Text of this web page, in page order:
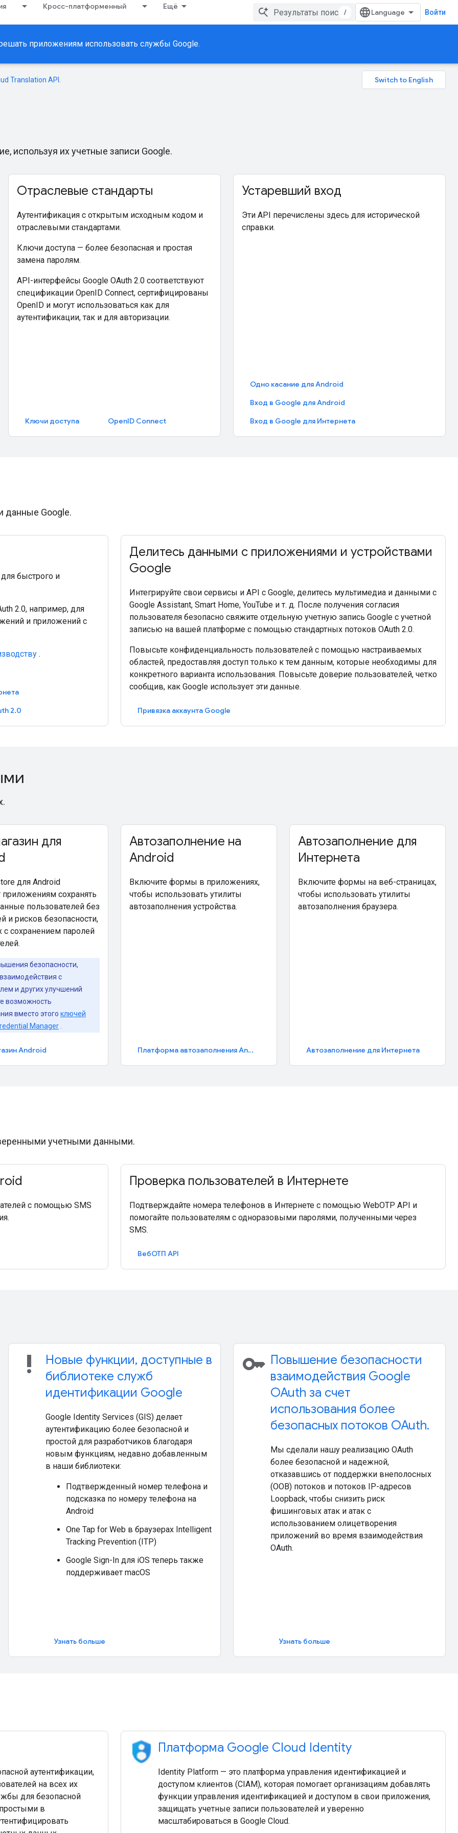
Кросс-платформенный Ещё
/ Войти
приложениям использовать службы Google.
Translation API
используя их учетные записи Google.
Отраслевые стандарты
Аутентификация с открытым исходным кодом и
отраслевыми стандартами.
Ключи доступа — более безопасная и простая
замена паролям.
API-интерфейсы Google OAuth 2.0 соответствуют
спецификации OpenID Connect, сертифицированы
OpenID и могут использоваться как для
аутентификации, так и для авторизации.
Ключи доступа OpenID Connect
Устаревший вход
Эти API перечислены здесь для исторической
справки.
Одно касание для Android
Вход в Google для Android
Вход в Google для Интернета
данные Google.
для быстрого и
2.0, например, для
и приложений с
.
2.0
Делитесь данными с приложениями и устройствами
Google
Интегрируйте свои сервисы и API с Google, делитесь мультимедиа и данными с
Google Assistant, Smart Home, YouTube и т. д. После получения согласия
пользователя безопасно свяжите отдельную учетную запись Google с учетной
записью на вашей платформе с помощью стандартных потоков OAuth 2.0.
Повысьте конфиденциальность пользователей с помощью настраиваемых
областей, предоставляя доступ только к тем данным, которые необходимы для
конкретного варианта использования. Повысьте доверие пользователей, четко
сообщив, как Google использует эти данные.
Привязка аккаунта Google
для
для Android
приложениям сохранять
пользователей без
и рисков безопасности,
с сохранением паролей
безопасности,
с
и других улучшений
возможность
вместо этого ключей
Manager
Android
Автозаполнение на
Android
Включите формы в приложениях,
чтобы использовать утилиты
автозаполнения устройства.
Платформа автозаполнения Android
Автозаполнение для
Интернета
Включите формы на веб-страницах,
чтобы использовать утилиты
автозаполнения браузера.
Автозаполнение для Интернета
учетными данными.
с помощью SMS
Проверка пользователей в Интернете
Подтверждайте номера телефонов в Интернете с помощью WebOTP API и
помогайте пользователям с одноразовыми паролями, полученными через
SMS.
ВебОТП API
priority_high
Новые функции, доступные в
библиотеке служб
идентификации Google
Google Identity Services (GIS) делает
аутентификацию более безопасной и
простой для разработчиков благодаря
новым функциям, недавно добавленным
в наши библиотеки:
Подтвержденный номер телефона и
подсказка по номеру телефона на
Android
One Tap for Web в браузерах Intelligent
Tracking Prevention (ITP)
Google Sign-In для iOS теперь также
поддерживает macOS
Узнать больше
key Повышение безопасности
взаимодействия Google
OAuth за счет
использования более
безопасных потоков OAuth.
Мы сделали нашу реализацию OAuth
более безопасной и надежной,
отказавшись от поддержки внеполосных
(OOB) потоков и потоков IP-адресов
Loopback, чтобы снизить риск
фишинговых атак и атак с
использованием олицетворения
приложений во время взаимодействия
OAuth.
Узнать больше
аутентификации,
на всех их
для безопасной
простыми в
Платформа Google Cloud Identity
Identity Platform — это платформа управления идентификацией и
доступом клиентов (CIAM), которая помогает организациям добавлять
функции управления идентификацией и доступом в свои приложения,
защищать учетные записи пользователей и уверенно
масштабироваться в Google Cloud.